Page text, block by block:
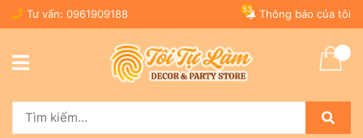
Tư vấn: 0961909188 Thông báo của tôi
53